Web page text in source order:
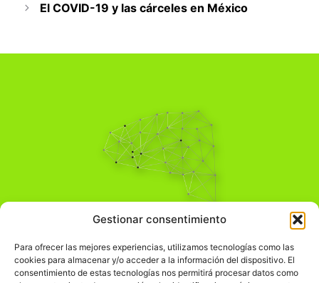
Gestionar consentimiento
Para ofrecer las mejores experiencias, utilizamos tecnologías como las
cookies para almacenar y/o acceder a la información del dispositivo. El
consentimiento de estas tecnologías nos permitirá procesar datos como
El COVID-19 y las cárceles en México
Pensamiento Crítico
Comprender el mundo para transformarlo.